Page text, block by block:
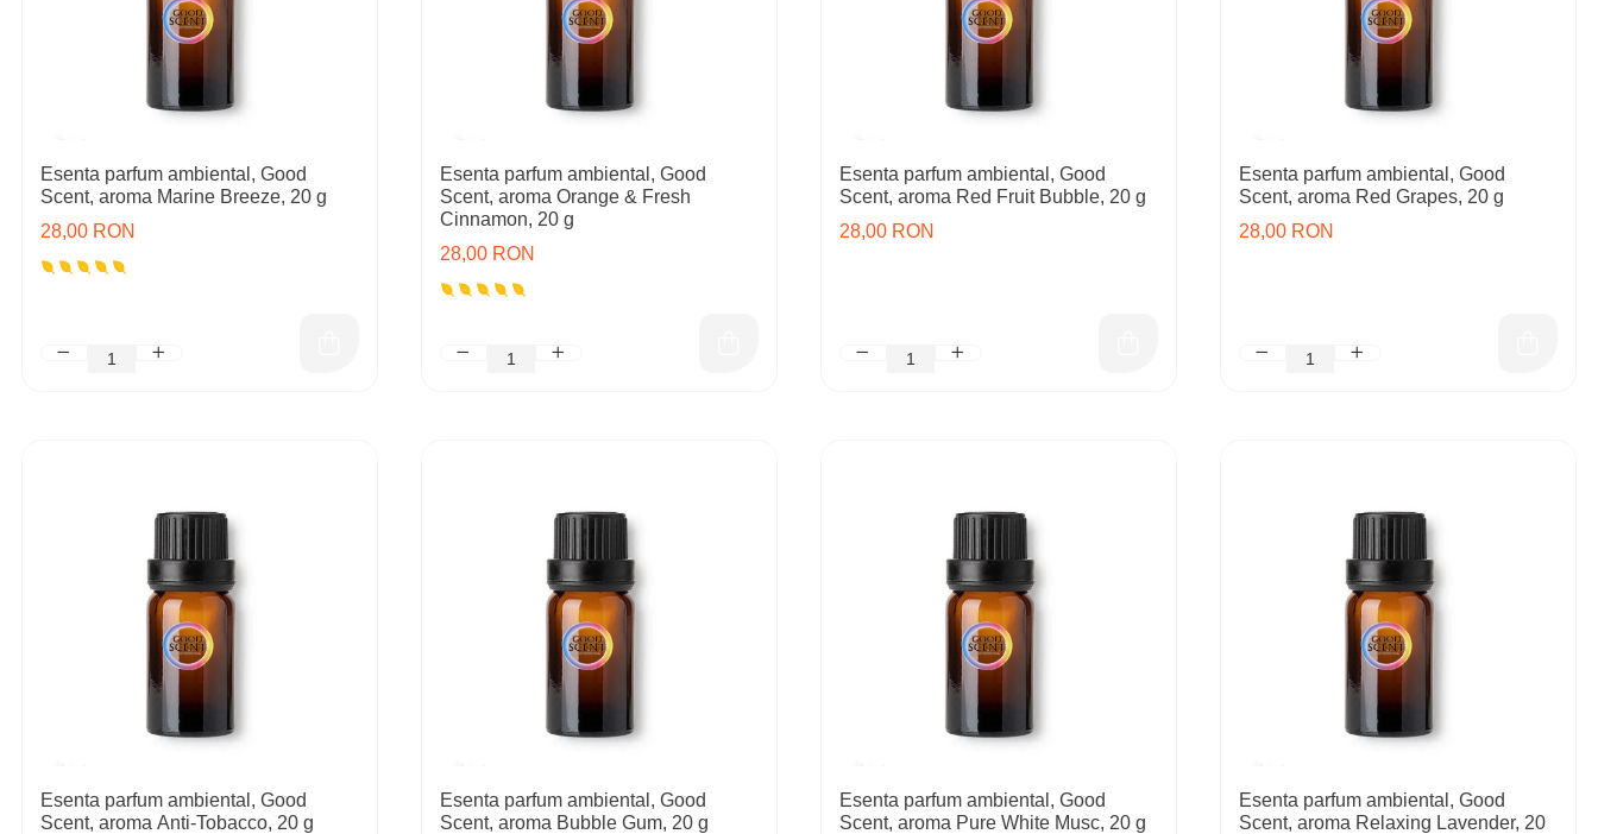
Esenta parfum ambiental, Good
Scent, aroma Marine Breeze, 20 g
28,00 RON
Esenta parfum ambiental, Good
Scent, aroma Orange & Fresh
Cinnamon, 20 g
28,00 RON
Esenta parfum ambiental, Good
Scent, aroma Red Fruit Bubble, 20 g
28,00 RON
Esenta parfum ambiental, Good
Scent, aroma Red Grapes, 20 g
28,00 RON
Esenta parfum ambiental, Good
Scent, aroma Anti-Tobacco, 20 g
Esenta parfum ambiental, Good
Scent, aroma Bubble Gum, 20 g
Esenta parfum ambiental, Good
Scent, aroma Pure White Musc, 20 g
Esenta parfum ambiental, Good
Scent, aroma Relaxing Lavender, 20